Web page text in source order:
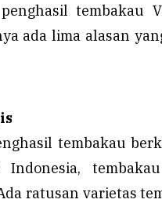
tembakau
ada lima alasan
tembakau
ratusan varietas